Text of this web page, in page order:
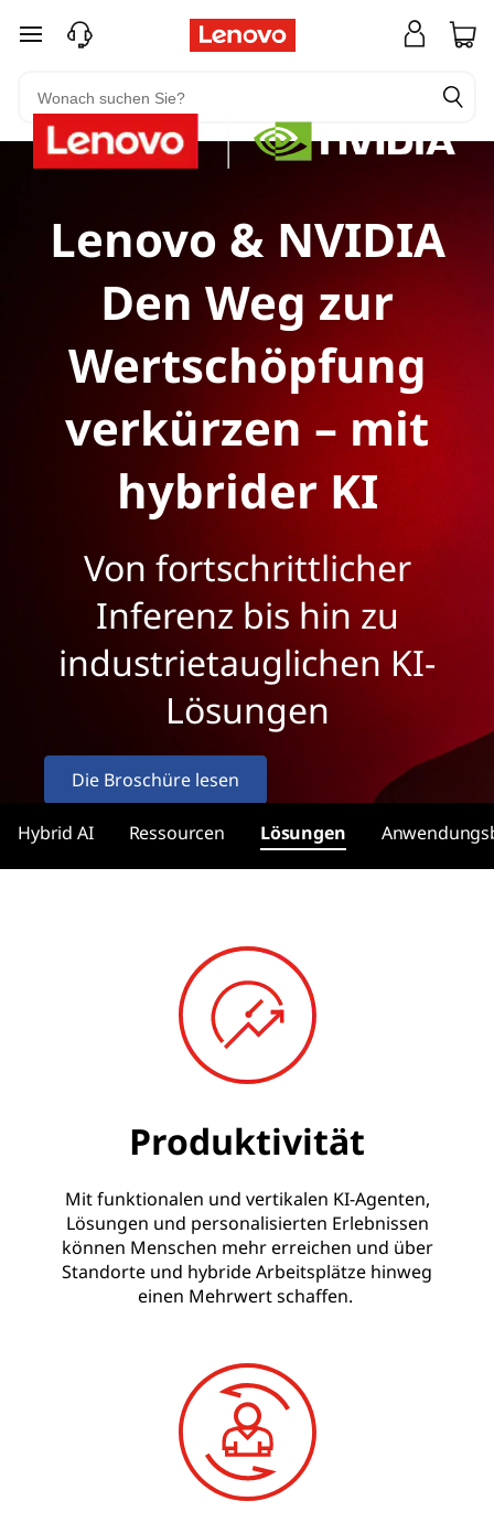
zum Hauptinhalt springen
Lenovo & NVIDIA
Den Weg zur
Wertschöpfung
verkürzen – mit
hybrider KI
Von fortschrittlicher
Inferenz bis hin zu
industrietauglichen KI-
Lösungen
Die Broschüre lesen
Hybrid AI Ressourcen Lösungen
Produktivität
Mit funktionalen und vertikalen KI-Agenten,
Lösungen und personalisierten Erlebnissen
können Menschen mehr erreichen und über
Standorte und hybride Arbeitsplätze hinweg
einen Mehrwert schaffen.